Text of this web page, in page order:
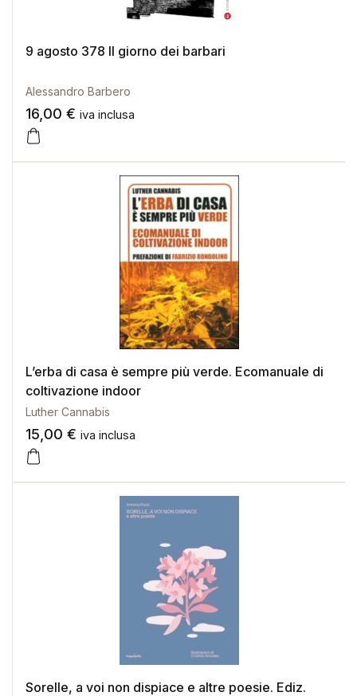
9 agosto 378 Il giorno dei barbari
Alessandro Barbero
16,00 € iva inclusa
L’erba di casa è sempre più verde. Ecomanuale di
coltivazione indoor
Luther Cannabis
15,00 € iva inclusa
Sorelle, a voi non dispiace e altre poesie. Ediz.